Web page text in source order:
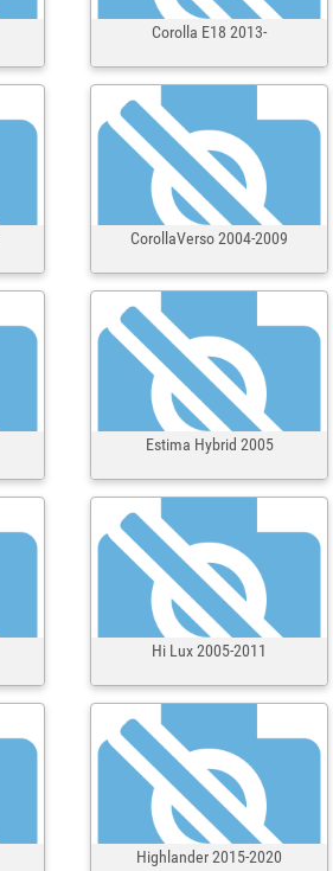
Corolla E18 2013-
CorollaVerso 2004-2009
Estima Hybrid 2005
Hi Lux 2005-2011
Highlander 2015-2020